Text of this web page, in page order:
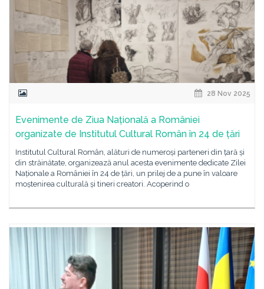
28 Nov 2025
Evenimente de Ziua Națională a României
organizate de Institutul Cultural Român în 24 de țări
Institutul Cultural Român, alături de numeroși parteneri din țară și
din străinătate, organizează anul acesta evenimente dedicate Zilei
Naționale a României în 24 de țări, un prilej de a pune în valoare
moștenirea culturală și tineri creatori. Acoperind o